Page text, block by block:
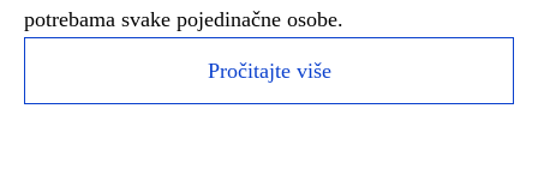
potrebama svake pojedinačne osobe.
Pročitajte više